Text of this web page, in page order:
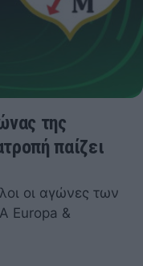
της
παίζει
οι αγώνες των
Europa &